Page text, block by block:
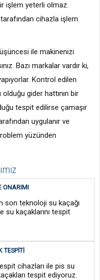
işlem yeterli olmaz.
cihazla işlem
ile makinenizi
Bazı markalar vardır ki,
Kontrol edilen
gider hattının bir
tespit edilirse çamaşır
uygulanır ve
yüzünden
ONARIMI
son teknoloji su kaçağı
su kaçaklarını tespit
TESPITI
cihazları ile pis su
tespit ediyoruz.